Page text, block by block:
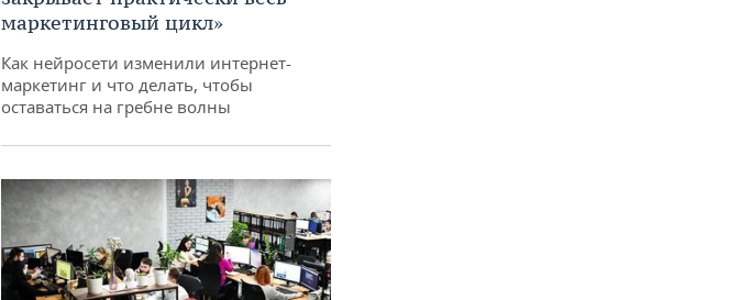
маркетинговый цикл»
Как нейросети изменили интернет-
маркетинг и что делать, чтобы
оставаться на гребне волны